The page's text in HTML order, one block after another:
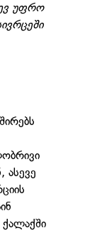
უფრო
ასევე